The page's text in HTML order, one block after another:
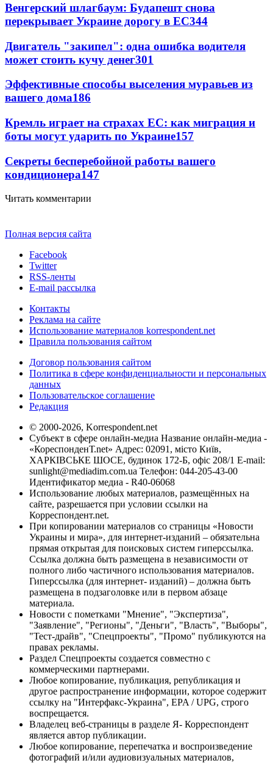
Венгерский шлагбаум: Будапешт снова
перекрывает Украине дорогу в ЕС344
Двигатель "закипел": одна ошибка водителя
может стоить кучу денег301
Эффективные способы выселения муравьев из
вашего дома186
Кремль играет на страхах ЕС: как миграция и
боты могут ударить по Украине157
Секреты бесперебойной работы вашего
кондиционера147
Читать комментарии
Полная версия сайта
Facebook
Twitter
RSS-ленты
E-mail рассылка
Контакты
Реклама на сайте
Использование материалов korrespondent.net
Правила пользования сайтом
Договор пользования сайтом
Политика в сфере конфиденциальности и персональных
данных
Пользовательское соглашение
Редакция
© 2000-2026, Korrespondent.net
Субъект в сфере онлайн-медиа Название онлайн-медиа -
«КореспонденТ.net» Адрес: 02091, місто Київ,
ХАРКІВСЬКЕ ШОСЕ, будинок 172-Б, офіс 208/1 E-mail:
sunlight@mediadim.com.ua Телефон: 044-205-43-00
Идентификатор медиа - R40-06068
Использование любых материалов, размещённых на
сайте, разрешается при условии ссылки на
Корреспондент.net.
При копировании материалов со страницы «Новости
Украины и мира», для интернет-изданий – обязательна
прямая открытая для поисковых систем гиперссылка.
Ссылка должна быть размещена в независимости от
полного либо частичного использования материалов.
Гиперссылка (для интернет- изданий) – должна быть
размещена в подзаголовке или в первом абзаце
материала.
Новости с пометками "Мнение", "Экспертиза",
"Заявление", "Регионы", "Деньги", "Власть", "Выборы",
"Тест-драйв", "Спецпроекты", "Промо" публикуются на
правах рекламы.
Раздел Спецпроекты создается совместно с
коммерческими партнерами.
Любое копирование, публикация, републикация и
другое распространение информации, которое содержит
ссылку на "Интерфакс-Украина", EPA / UPG, строго
воспрещается.
Владелец веб-страницы в разделе Я- Корреспондент
является автор публикации.
Любое копирование, перепечатка и воспроизведение
фотографий и/или аудиовизуальных материалов,